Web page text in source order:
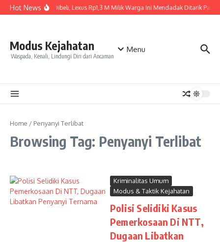
Skip to content
Hot NewsBaru Dibeli, Lexus Rp1,3 M Milik Warga Ini Mendadak Ditarik
Modus Kejahatan
Waspada, Kenali, Lindungi Diri dari Ancaman
Menu
Home / Penyanyi Terlibat
Browsing Tag: Penyanyi Terlibat
Kriminalitas Umum
Modus & Taktik Kejahatan
Polisi Selidiki Kasus
Pemerkosaan Di NTT,
Dugaan Libatkan